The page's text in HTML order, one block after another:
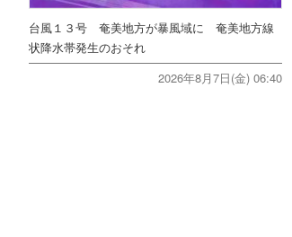
台風１３号 奄美地方が暴風域に 奄美地方線
状降水帯発生のおそれ
2026年8月7日(金) 06:40